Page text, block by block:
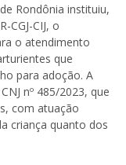
Rondônia instituiu,
CGJ-CIJ, o
o atendimento
que
para adoção. A
nº 485/2023, que
com atuação
criança quanto dos